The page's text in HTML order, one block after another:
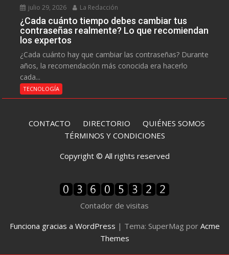
julio 29, 2026 La Redacción
¿Cada cuánto tiempo debes cambiar tus
contraseñas realmente? Lo que recomiendan
los expertos
¿Cada cuánto hay que cambiar las contraseñas? Durante
años, la recomendación más conocida era hacerlo
cada...
TECNOLOGÍA
CONTACTO DIRECTORIO QUIÉNES SOMOS
TÉRMINOS Y CONDICIONES
Copyright © All rights reserved
Contador de visitas
Funciona gracias a WordPress | Tema: SuperMag por Acme
Themes